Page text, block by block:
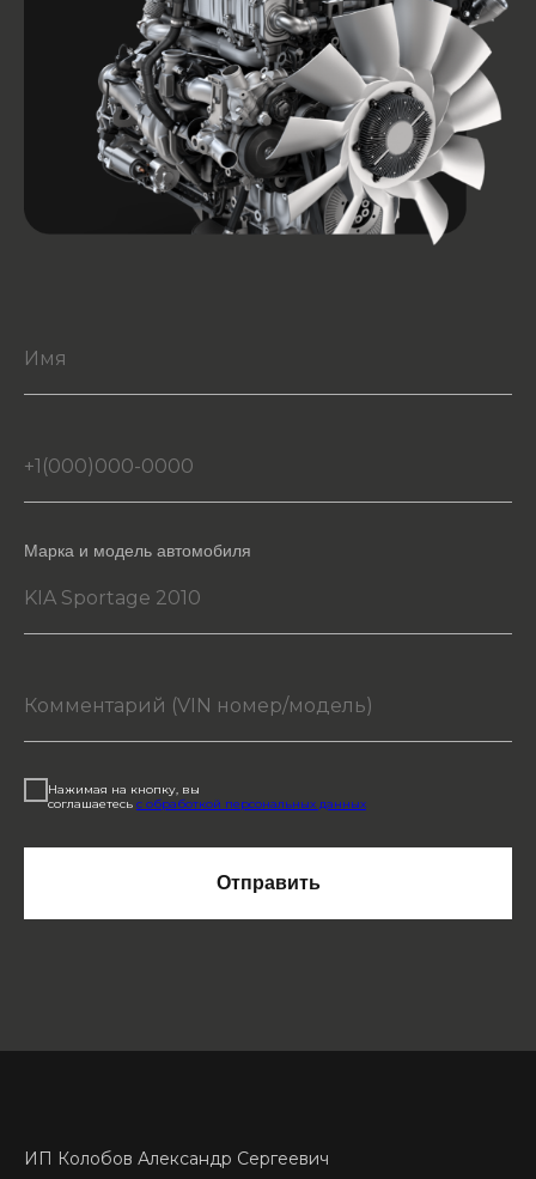
Марка и модель автомобиля
Нажимая на кнопку, вы
соглашаетесь с обработкой персональных данных
Отправить
ИП Колобов Александр Сергеевич